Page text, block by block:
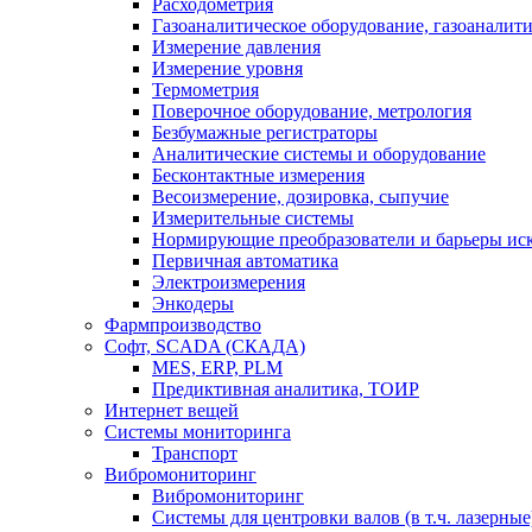
Расходометрия
Газоаналитическое оборудование,
Измерение давления
Измерение уровня
Термометрия
Поверочное оборудование, метрология
Безбумажные регистраторы
Аналитические системы и оборудование
Бесконтактные измерения
Весоизмерение, дозировка, сыпучие
Измерительные системы
Нормирующие преобразователи и барьеры
Первичная автоматика
Электроизмерения
Энкодеры
Фармпроизводство
Софт, SCADA (СКАДА)
MES, ERP, PLM
Предиктивная аналитика, ТОИР
Интернет вещей
Системы мониторинга
Транспорт
Вибромониторинг
Вибромониторинг
Системы для центровки валов (в т.ч.